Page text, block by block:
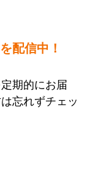
配信中！
期的にお届
忘れずチェッ